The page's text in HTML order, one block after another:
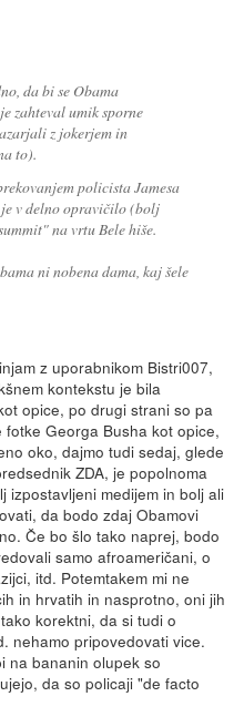
da bi se Obama
zahteval umik sporne
z jokerjem in
to).
policista Jamesa
je v delno opravičilo (bolj
na vrtu Bele hiše.
ni nobena dama, kaj šele
z uporabnikom Bistri007,
kontekstu je bila
opice, po drugi strani so pa
Georga Busha kot opice,
oko, dajmo tudi sedaj, glede
ZDA, je popolnoma
izpostavljeni medijem in bolj ali
da bodo zdaj Obamovi
Če bo šlo tako naprej, bodo
samo afroameričani, o
itd. Potemtakem mi ne
in hrvatih in nasprotno, oni jih
korektni, da si tudi o
nehamo pripovedovati vice.
na bananin olupek so
da so policaji "de facto